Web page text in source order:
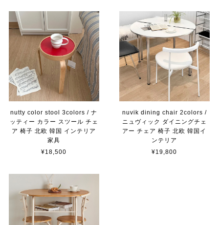
nutty color stool 3colors / ナ
ッティー カラー スツール チェ
ア 椅子 北欧 韓国 インテリア
家具
¥18,500
nuvik dining chair 2colors /
ニュヴィック ダイニングチェ
アー チェア 椅子 北欧 韓国イ
ンテリア
¥19,800